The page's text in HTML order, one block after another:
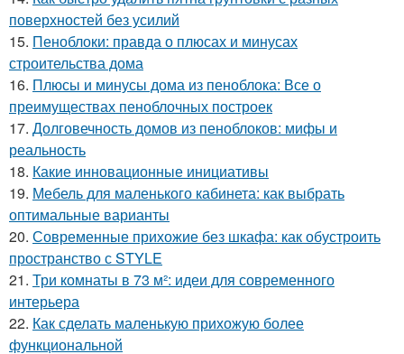
поверхностей без усилий
15. Пеноблоки: правда о плюсах и минусах
строительства дома
16. Плюсы и минусы дома из пеноблока: Все о
преимуществах пеноблочных построек
17. Долговечность домов из пеноблоков: мифы и
реальность
18. Какие инновационные инициативы
19. Мебель для маленького кабинета: как выбрать
оптимальные варианты
20. Современные прихожие без шкафа: как обустроить
пространство с STYLE
21. Три комнаты в 73 м²: идеи для современного
интерьера
22. Как сделать маленькую прихожую более
функциональной